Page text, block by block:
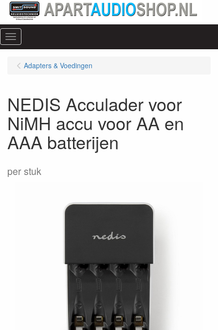
Menu
Adapters & Voedingen
NEDIS Acculader voor
NiMH accu voor AA en
AAA batterijen
per stuk